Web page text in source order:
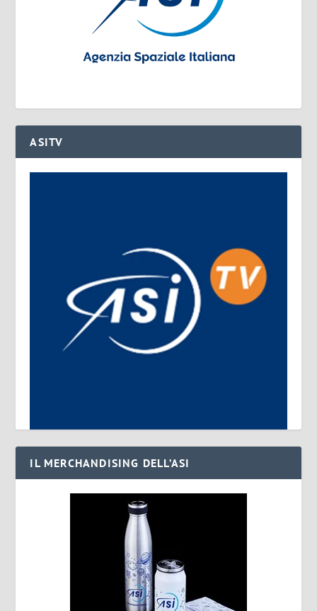
ASITV
IL MERCHANDISING DELL’ASI